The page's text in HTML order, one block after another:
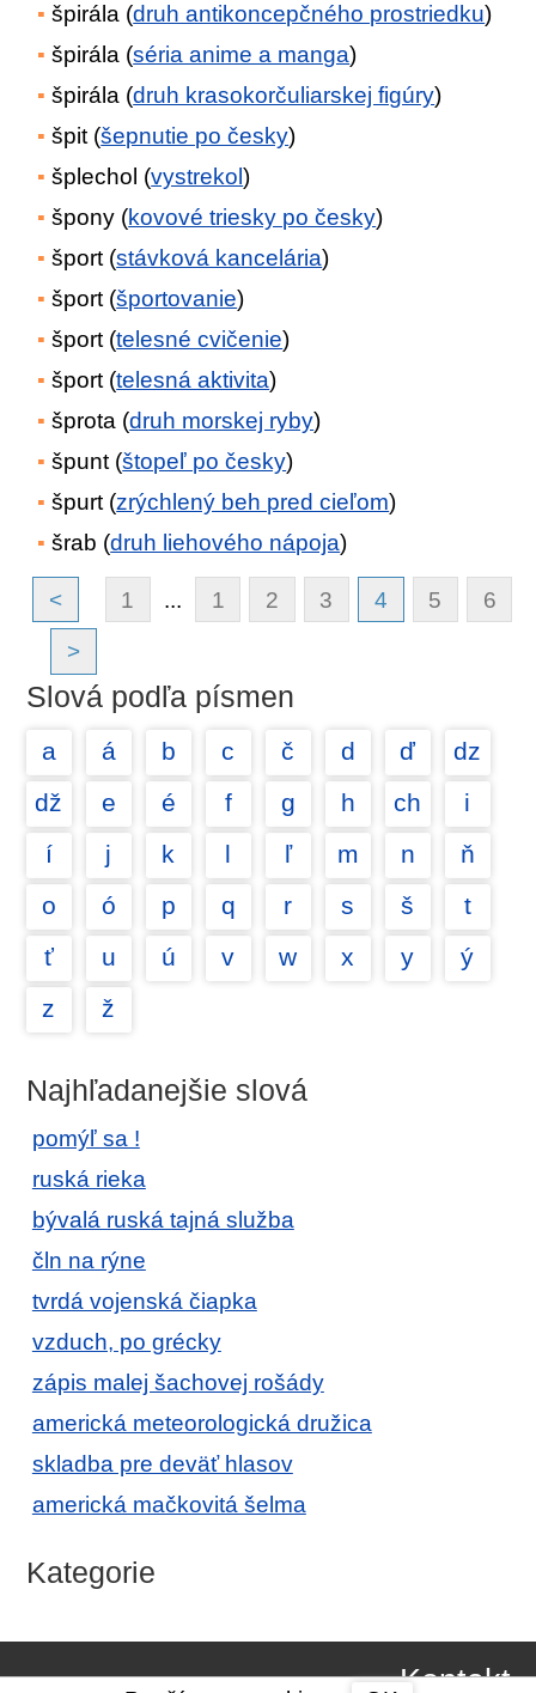
špirála (druh antikoncepčného prostriedku)
špirála (séria anime a manga)
špirála (druh krasokorčuliarskej figúry)
špit (šepnutie po česky)
šplechol (vystrekol)
špony (kovové triesky po česky)
šport (stávková kancelária)
šport (športovanie)
šport (telesné cvičenie)
šport (telesná aktivita)
šprota (druh morskej ryby)
špunt (štopeľ po česky)
špurt (zrýchlený beh pred cieľom)
šrab (druh liehového nápoja)
< 1 ... 1 2 3 4 5 6
>
Slová podľa písmen
a á b c č d ď
dz
dž
e é f g h ch
i
í
j k l ľ m n
ň
o
ó p q r s š
t
ť
u ú v w x y
ý
z
ž
Najhľadanejšie slová
pomýľ sa !
ruská rieka
bývalá ruská tajná služba
čln na rýne
tvrdá vojenská čiapka
vzduch, po grécky
zápis malej šachovej rošády
americká meteorologická družica
skladba pre deväť hlasov
americká mačkovitá šelma
Kategorie
Kontakt